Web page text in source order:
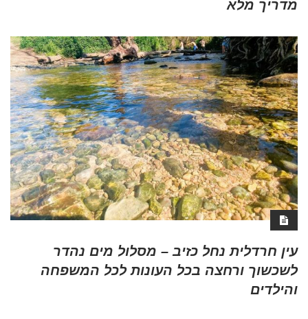
מדריך מלא
עין חרדלית נחל כזיב – מסלול מים נהדר
לשכשוך ורחצה בכל העונות לכל המשפחה
והילדים